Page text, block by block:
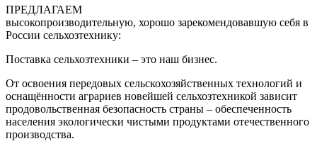
ПРЕДЛАГАЕМ
высокопроизводительную, хорошо зарекомендовавшую себя в
России сельхозтехнику:
Поставка сельхозтехники – это наш бизнес.
От освоения передовых сельскохозяйственных технологий и
оснащённости аграриев новейшей сельхозтехникой зависит
продовольственная безопасность страны – обеспеченность
населения экологически чистыми продуктами отечественного
производства.